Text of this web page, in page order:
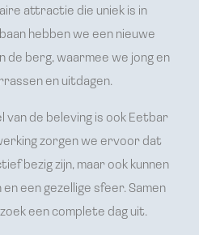
attractie die uniek is in
hebben we een nieuwe
de berg, waarmee we jong en
en uitdagen.
van de beleving is ook Eetbar
zorgen we ervoor dat
bezig zijn, maar ook kunnen
een gezellige sfeer. Samen
een complete dag uit.